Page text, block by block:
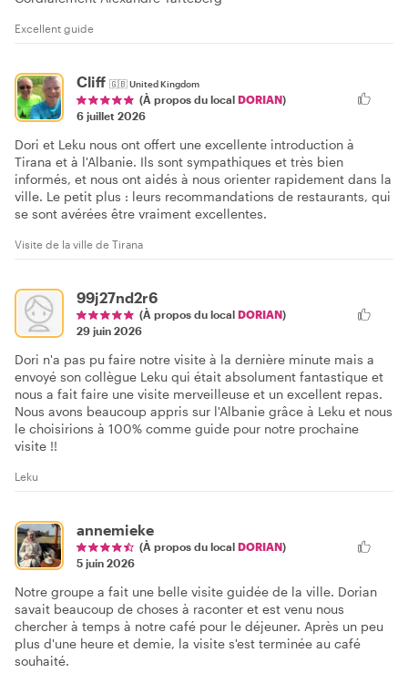
Excellent guide
Cliff 🇬🇧United Kingdom
(À propos du local DORIAN)
6 juillet 2026
Dori et Leku nous ont offert une excellente introduction à
Tirana et à l'Albanie. Ils sont sympathiques et très bien
informés, et nous ont aidés à nous orienter rapidement dans la
ville. Le petit plus : leurs recommandations de restaurants, qui
se sont avérées être vraiment excellentes.
Visite de la ville de Tirana
99j27nd2r6
(À propos du local DORIAN)
29 juin 2026
Dori n'a pas pu faire notre visite à la dernière minute mais a
envoyé son collègue Leku qui était absolument fantastique et
nous a fait faire une visite merveilleuse et un excellent repas.
Nous avons beaucoup appris sur l'Albanie grâce à Leku et nous
le choisirions à 100% comme guide pour notre prochaine
visite !!
Leku
annemieke
(À propos du local DORIAN)
5 juin 2026
Notre groupe a fait une belle visite guidée de la ville. Dorian
savait beaucoup de choses à raconter et est venu nous
chercher à temps à notre café pour le déjeuner. Après un peu
plus d'une heure et demie, la visite s'est terminée au café
souhaité.